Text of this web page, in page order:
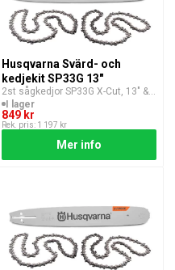
Husqvarna Svärd- och
kedjekit SP33G 13"
2st sågkedjor SP33G X-Cut, 13″ &
1st X-Force Svärd, 13″
I lager
849 kr
Rek. pris: 1 197 kr
Mer info